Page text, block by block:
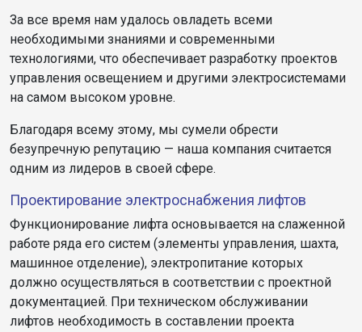
За все время нам удалось овладеть всеми
необходимыми знаниями и современными
технологиями, что обеспечивает разработку проектов
управления освещением и другими электросистемами
на самом высоком уровне.
Благодаря всему этому, мы сумели обрести
безупречную репутацию — наша компания считается
одним из лидеров в своей сфере.
Проектирование электроснабжения лифтов
Функционирование лифта основывается на слаженной
работе ряда его систем (элементы управления, шахта,
машинное отделение), электропитание которых
должно осуществляться в соответствии с проектной
документацией. При техническом обслуживании
лифтов необходимость в составлении проекта